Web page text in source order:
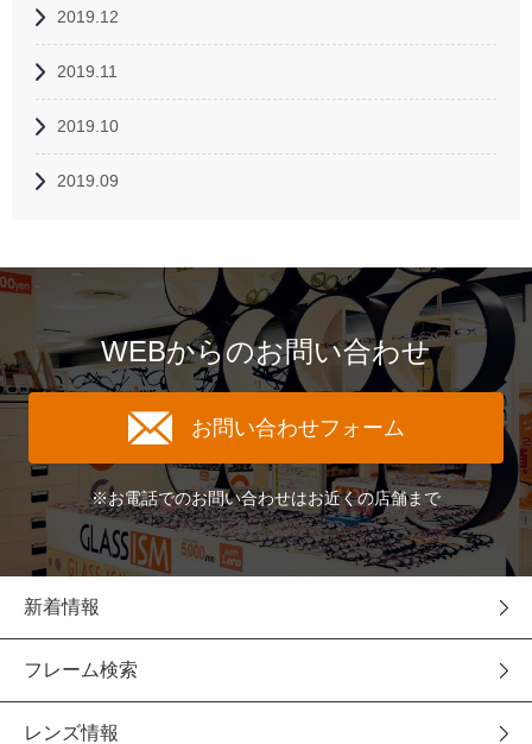
2019.12
2019.11
2019.10
2019.09
WEBからのお問い合わせ
お問い合わせフォーム
※お電話でのお問い合わせはお近くの店舗まで
新着情報
フレーム検索
レンズ情報